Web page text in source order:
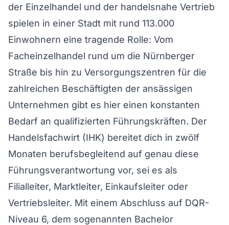
der Einzelhandel und der handelsnahe Vertrieb
spielen in einer Stadt mit rund 113.000
Einwohnern eine tragende Rolle: Vom
Facheinzelhandel rund um die Nürnberger
Straße bis hin zu Versorgungszentren für die
zahlreichen Beschäftigten der ansässigen
Unternehmen gibt es hier einen konstanten
Bedarf an qualifizierten Führungskräften. Der
Handelsfachwirt (IHK) bereitet dich in zwölf
Monaten berufsbegleitend auf genau diese
Führungsverantwortung vor, sei es als
Filialleiter, Marktleiter, Einkaufsleiter oder
Vertriebsleiter. Mit einem Abschluss auf DQR-
Niveau 6, dem sogenannten Bachelor